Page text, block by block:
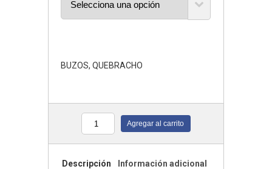
BUZOS,QUEBRACHO
Cantidad Agregar al carrito
Descripción Información adicional